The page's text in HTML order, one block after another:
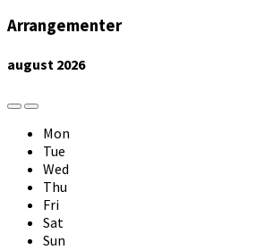
Arrangementer
august 2026
Previous
Month
Next
Month
Mon
Tue
Wed
Thu
Fri
Sat
Sun